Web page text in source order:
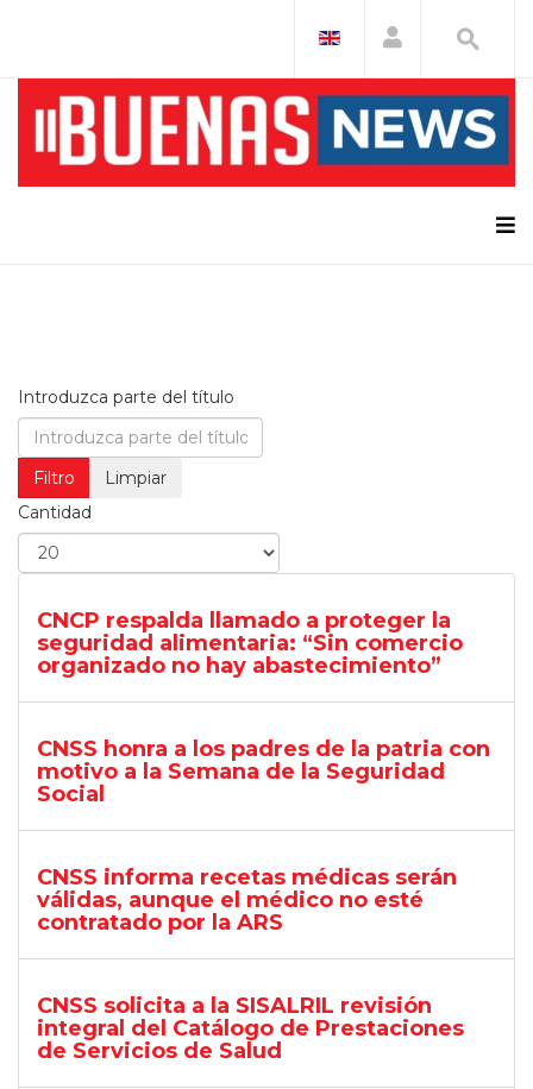
Introduzca parte del título
Filtro
Limpiar
Cantidad
CNCP respalda llamado a proteger la
seguridad alimentaria: “Sin comercio
organizado no hay abastecimiento”
CNSS honra a los padres de la patria con
motivo a la Semana de la Seguridad
Social
CNSS informa recetas médicas serán
válidas, aunque el médico no esté
contratado por la ARS
CNSS solicita a la SISALRIL revisión
integral del Catálogo de Prestaciones
de Servicios de Salud